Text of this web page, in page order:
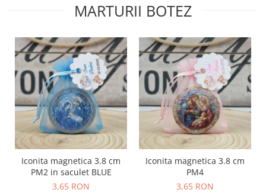
MARTURII BOTEZ
Iconita magnetica 3.8 cm
PM2 in saculet BLUE
3,65 RON
Iconita magnetica 3.8 cm
PM4
3,65 RON